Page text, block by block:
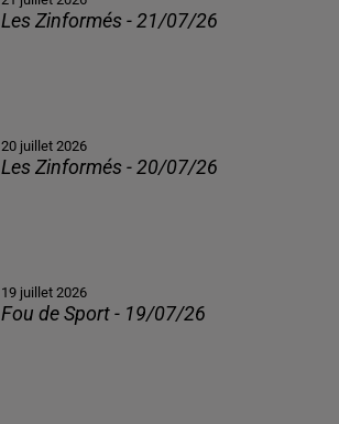
Les Zinformés - 21/07/26
20 juillet 2026
Les Zinformés - 20/07/26
19 juillet 2026
Fou de Sport - 19/07/26